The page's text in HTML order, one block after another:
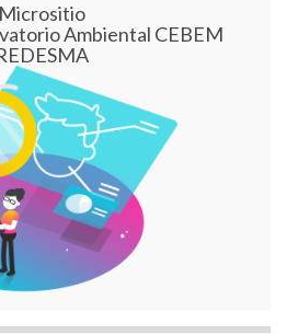
Micrositio
Ambiental CEBEM